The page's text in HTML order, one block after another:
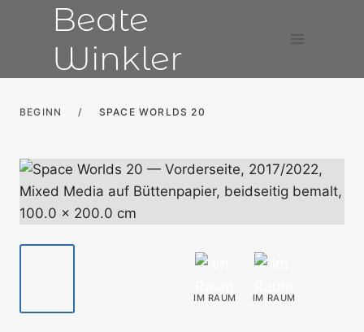
Beate
Winkler
BEGINN / SPACE WORLDS 20
IM RAUM IM RAUM